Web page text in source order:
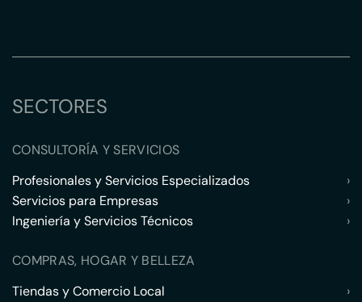
SECTORES
CONSULTORÍA Y SERVICIOS
Profesionales y Servicios Especializados
›
Servicios para Empresas
›
Ingeniería y Servicios Técnicos
›
COMPRAS, HOGAR Y BELLEZA
Tiendas y Comercio Local
›